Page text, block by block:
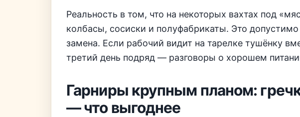
Реальность в том, что на некоторых вахтах под
колбасы, сосиски и полуфабрикаты. Это допустимо
замена. Если рабочий видит на тарелке тушёнку
третий день подряд — разговоры о хорошем
Гарниры крупным планом:
— что выгоднее